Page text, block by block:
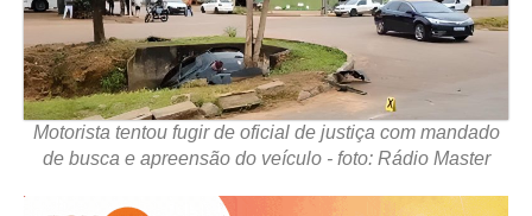
Motorista tentou fugir de oficial de justiça com mandado
de busca e apreensão do veículo - foto: Rádio Master